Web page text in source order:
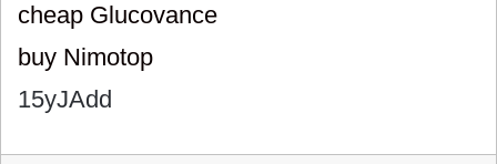
cheap Glucovance
buy Nimotop
15yJAdd